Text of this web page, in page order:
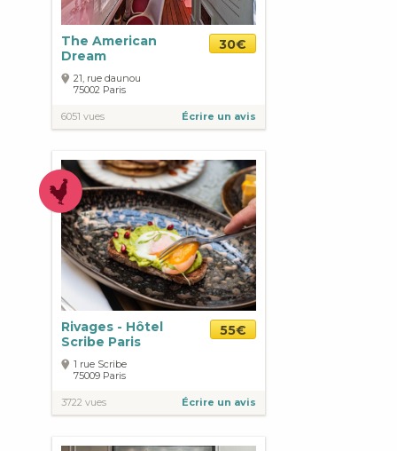
The American
Dream
30€
21, rue daunou
75002 Paris
6051 vues Écrire un avis
Rivages - Hôtel
Scribe Paris
55€
1 rue Scribe
75009 Paris
3722 vues Écrire un avis